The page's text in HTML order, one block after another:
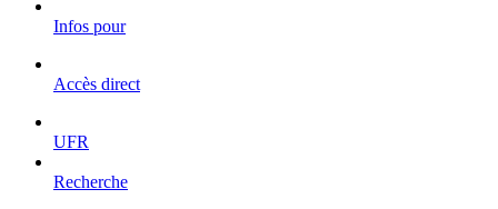
Infos pour
Accès direct
UFR
Recherche